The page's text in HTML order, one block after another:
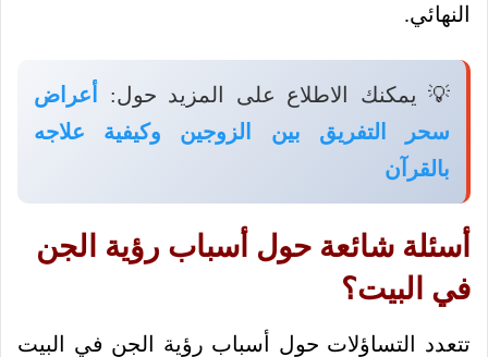
النهائي.
💡 يمكنك الاطلاع على المزيد حول:
أعراض
سحر التفريق بين الزوجين وكيفية علاجه
بالقرآن
أسئلة شائعة حول أسباب رؤية الجن
في البيت؟
تتعدد التساؤلات حول أسباب رؤية الجن في البيت